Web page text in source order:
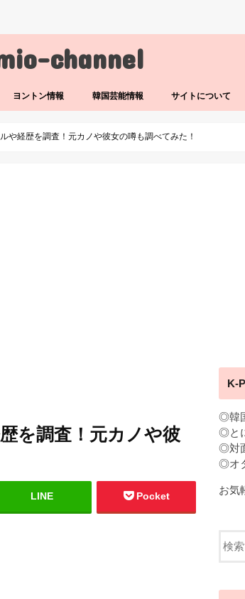
channel
ヨントン情報 韓国芸能情報 サイトについて
や経歴を調査！元カノや彼女の噂も調べてみた！
を調査！元カノや彼
LINE Pocket
K-
◎韓
◎と
◎対
◎オ
お気